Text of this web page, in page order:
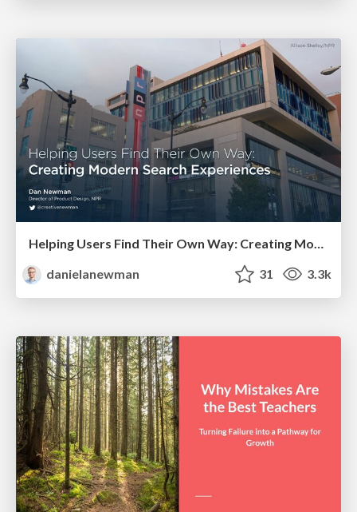
Helping Users Find Their Own Way: Creating Modern Search Experiences
danielanewman
31 3.3k